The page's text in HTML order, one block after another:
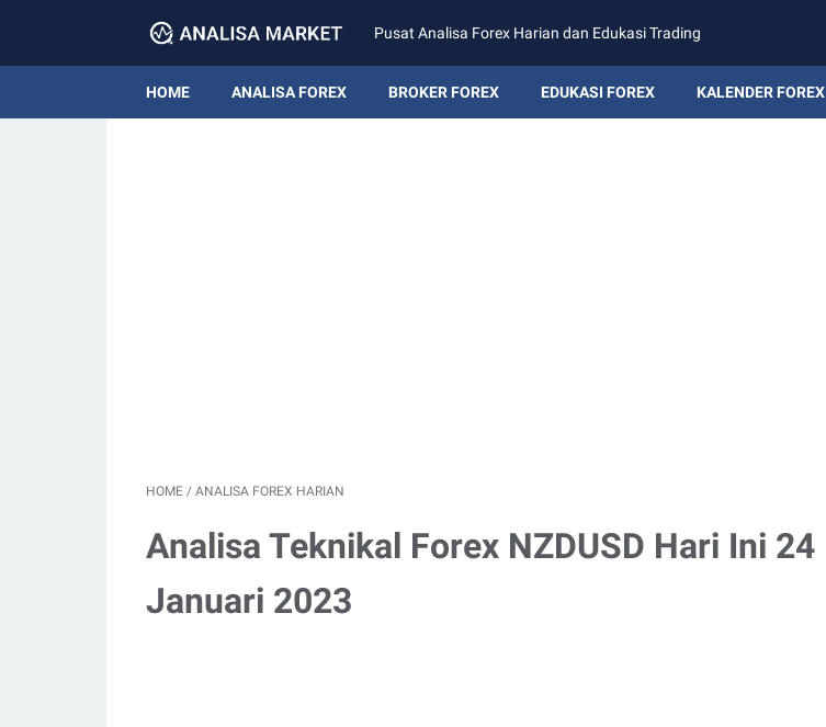
Pusat Analisa Forex Harian dan Edukasi Trading
HOME ANALISA FOREX BROKER FOREX EDUKASI FOREX KALENDER FOREX
HOME / ANALISA FOREX HARIAN
Analisa Teknikal Forex NZDUSD Hari Ini 24
Januari 2023